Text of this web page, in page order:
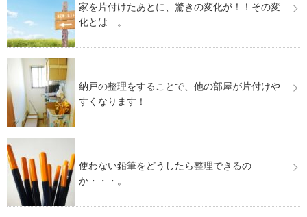
家を片付けたあとに、驚きの変化が！！その変
化とは…。
納戸の整理をすることで、他の部屋が片付けや
すくなります！
使わない鉛筆をどうしたら整理できるの
か・・・。